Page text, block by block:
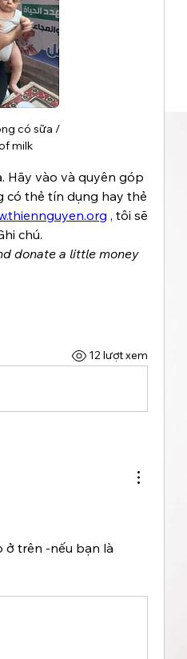
có sữa /
milk
Hãy vào và quyên góp
có thẻ tín dụng hay thẻ
, tôi sẽ
chú.
donate a little money
12 lượt xem
trên -nếu bạn là